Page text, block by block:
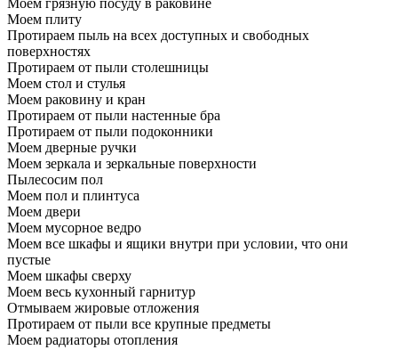
Моем грязную посуду в раковине
Моем плиту
Протираем пыль на всех доступных и свободных
поверхностях
Протираем от пыли столешницы
Моем стол и стулья
Моем раковину и кран
Протираем от пыли настенные бра
Протираем от пыли подоконники
Моем дверные ручки
Моем зеркала и зеркальные поверхности
Пылесосим пол
Моем пол и плинтуса
Моем двери
Моем мусорное ведро
Моем все шкафы и ящики внутри при условии, что они
пустые
Моем шкафы сверху
Моем весь кухонный гарнитур
Отмываем жировые отложения
Протираем от пыли все крупные предметы
Моем радиаторы отопления